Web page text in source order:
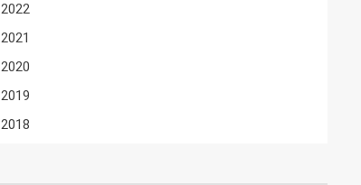
2022
2021
2020
2019
2018